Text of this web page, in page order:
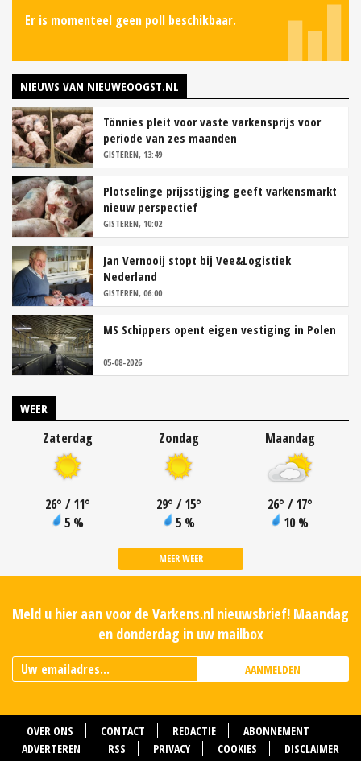
Er is momenteel geen poll beschikbaar.
NIEUWS VAN NIEUWEOOGST.NL
Tönnies pleit voor vaste varkensprijs voor
periode van zes maanden
GISTEREN, 13:49
Plotselinge prijsstijging geeft varkensmarkt
nieuw perspectief
GISTEREN, 10:02
Jan Vernooij stopt bij Vee&Logistiek
Nederland
GISTEREN, 06:00
MS Schippers opent eigen vestiging in Polen
05-08-2026
WEER
Zaterdag
26° / 11°
5 %
Zondag
29° / 15°
5 %
Maandag
26° / 17°
10 %
MEER WEER
Meld u hier aan voor de Varkens.nl nieuwsbrief! Maandag
en donderdag in uw mailbox
AANMELDEN
OVER ONS CONTACT REDACTIE
ABONNEMENT
ADVERTEREN
RSS PRIVACY COOKIES DISCLAIMER